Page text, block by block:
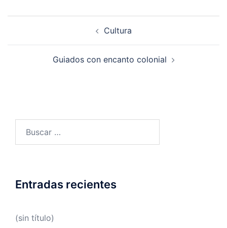
Cultura
Guiados con encanto colonial
Entradas recientes
(sin título)